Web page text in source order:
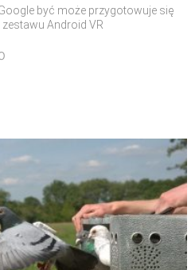
być może przygotowuje się
Android VR